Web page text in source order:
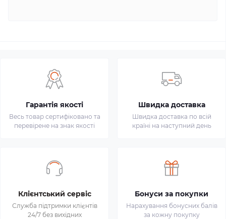
Гарантія якості
Весь товар сертифіковано та
перевірене на знак якості
Швидка доставка
Швидка доставка по всій
країні на наступний день
Клієнтський сервіс
Служба підтримки клієнтів
24/7 без вихідних
Бонуси за покупки
Нарахування бонусних балів
за кожну покупку